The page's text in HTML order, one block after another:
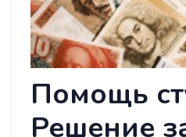
Помощь
Решение